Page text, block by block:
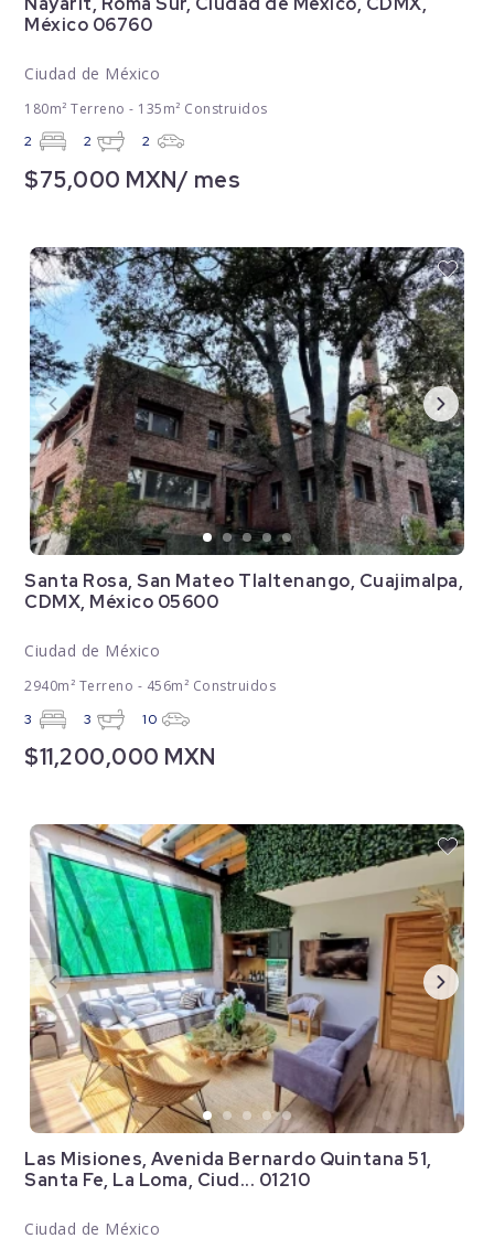
México 06760
Ciudad de México
180m² Terreno - 135m² Construidos
2 2 2
$75,000 MXN/ mes
Santa Rosa, San Mateo Tlaltenango, Cuajimalpa,
CDMX, México 05600
Ciudad de México
2940m² Terreno - 456m² Construidos
3 3 10
$11,200,000 MXN
Las Misiones, Avenida Bernardo Quintana 51,
Santa Fe, La Loma, Ciud... 01210
Ciudad de México